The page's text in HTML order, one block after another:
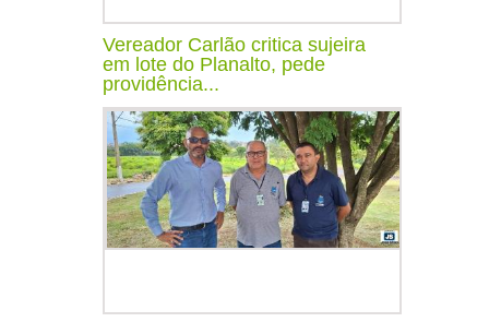
Vereador Carlão critica sujeira
em lote do Planalto, pede
providência...